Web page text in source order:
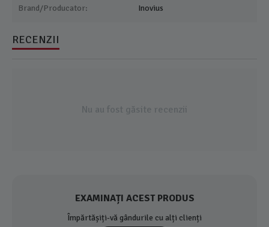
Brand/Producator: Inovius
RECENZII
Nu au fost găsite recenzii
EXAMINAȚI ACEST PRODUS
Împărtășiți-vă gândurile cu alți clienți